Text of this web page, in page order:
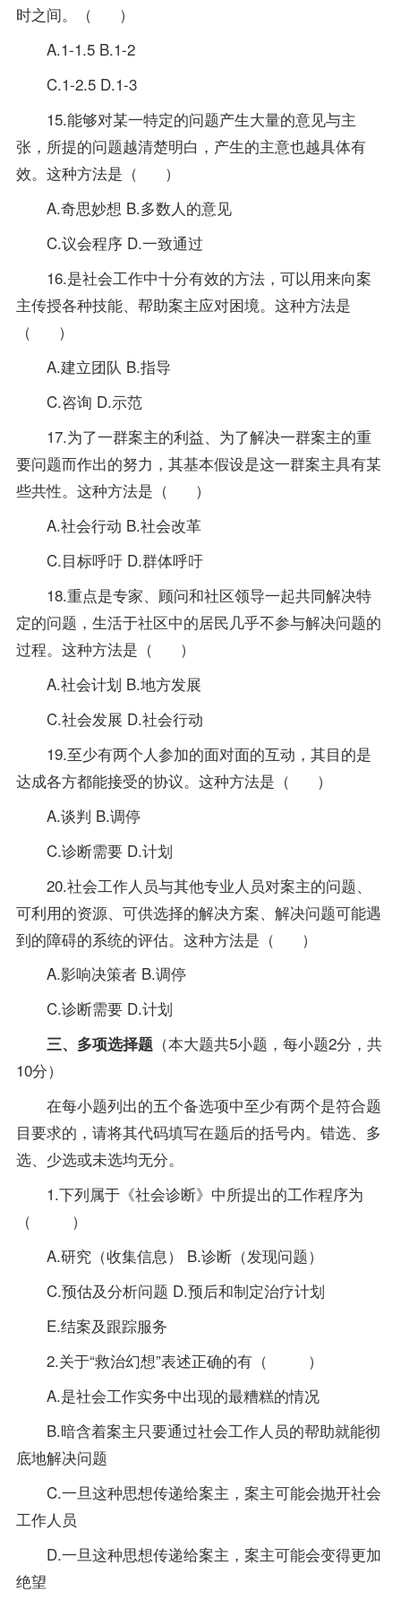
时之间。（ ）
A.1-1.5 B.1-2
C.1-2.5 D.1-3
15.能够对某一特定的问题产生大量的意见与主
张，所提的问题越清楚明白，产生的主意也越具体有
效。这种方法是（ ）
A.奇思妙想 B.多数人的意见
C.议会程序 D.一致通过
16.是社会工作中十分有效的方法，可以用来向案
主传授各种技能、帮助案主应对困境。这种方法是
（ ）
A.建立团队 B.指导
C.咨询 D.示范
17.为了一群案主的利益、为了解决一群案主的重
要问题而作出的努力，其基本假设是这一群案主具有某
些共性。这种方法是（ ）
A.社会行动 B.社会改革
C.目标呼吁 D.群体呼吁
18.重点是专家、顾问和社区领导一起共同解决特
定的问题，生活于社区中的居民几乎不参与解决问题的
过程。这种方法是（ ）
A.社会计划 B.地方发展
C.社会发展 D.社会行动
19.至少有两个人参加的面对面的互动，其目的是
达成各方都能接受的协议。这种方法是（ ）
A.谈判 B.调停
C.诊断需要 D.计划
20.社会工作人员与其他专业人员对案主的问题、
可利用的资源、可供选择的解决方案、解决问题可能遇
到的障碍的系统的评估。这种方法是（ ）
A.影响决策者 B.调停
C.诊断需要 D.计划
三、多项选择题（本大题共5小题，每小题2分，共
10分）
在每小题列出的五个备选项中至少有两个是符合题
目要求的，请将其代码填写在题后的括号内。错选、多
选、少选或未选均无分。
1.下列属于《社会诊断》中所提出的工作程序为
（ ）
A.研究（收集信息） B.诊断（发现问题）
C.预估及分析问题 D.预后和制定治疗计划
E.结案及跟踪服务
2.关于“救治幻想”表述正确的有（ ）
A.是社会工作实务中出现的最糟糕的情况
B.暗含着案主只要通过社会工作人员的帮助就能彻
底地解决问题
C.一旦这种思想传递给案主，案主可能会抛开社会
工作人员
D.一旦这种思想传递给案主，案主可能会变得更加
绝望